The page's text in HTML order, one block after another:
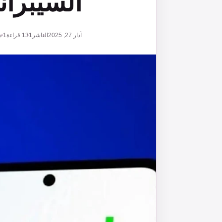
آذار 27, 2025 الناشر 131 قراءة1 دقائق قراءة